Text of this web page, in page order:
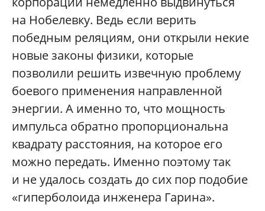
на Нобелевку. Ведь если верить
победным реляциям, они открыли некие
новые законы физики, которые
позволили решить извечную проблему
боевого применения направленной
энергии. А именно то, что мощность
импульса обратно пропорциональна
квадрату расстояния, на которое его
можно передать. Именно поэтому так
и не удалось создать до сих пор подобие
«гиперболоида инженера Гарина».